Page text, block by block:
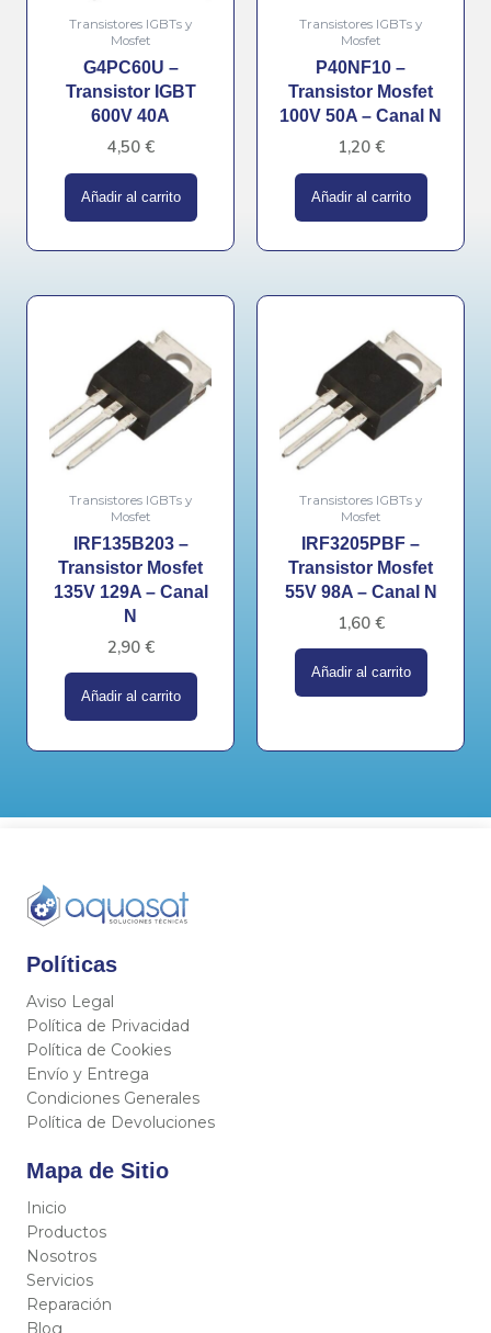
Transistores IGBTs y
Mosfet
G4PC60U –
Transistor IGBT
600V 40A
4,50 €
Añadir al carrito
Transistores IGBTs y
Mosfet
P40NF10 –
Transistor Mosfet
100V 50A – Canal N
1,20 €
Añadir al carrito
Transistores IGBTs y
Mosfet
IRF135B203 –
Transistor Mosfet
135V 129A – Canal
N
2,90 €
Añadir al carrito
Transistores IGBTs y
Mosfet
IRF3205PBF –
Transistor Mosfet
55V 98A – Canal N
1,60 €
Añadir al carrito
Políticas
Aviso Legal
Política de Privacidad
Política de Cookies
Envío y Entrega
Condiciones Generales
Política de Devoluciones
Mapa de Sitio
Inicio
Productos
Nosotros
Servicios
Reparación
Blog